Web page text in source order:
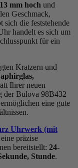
mm hoch und
Geschmack,
sich die feststehende
handelt es sich um
für ein
Kratzern und
Ihrer neuen
der Bulova 98B432
eine gute
Uhrwerk (mit
präzise
bereitstellt: 24-
Stunde.